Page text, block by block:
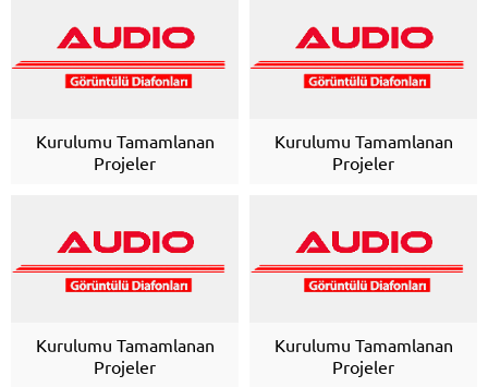
Kurulumu Tamamlanan
Projeler
Kurulumu Tamamlanan
Projeler
Kurulumu Tamamlanan
Projeler
Kurulumu Tamamlanan
Projeler